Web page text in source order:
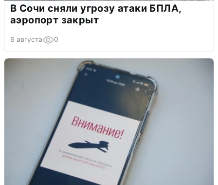
В Сочи сняли угрозу атаки БПЛА,
аэропорт закрыт
6 августа 0